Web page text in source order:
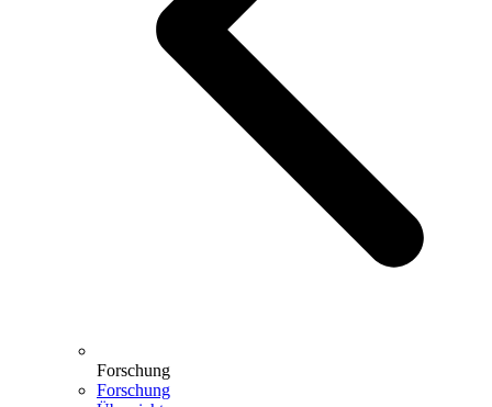
Forschung
Forschung